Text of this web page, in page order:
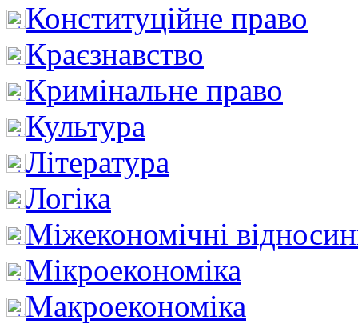
Конституційне право
Краєзнавство
Кримінальне право
Культура
Література
Логіка
Міжекономічні
Мікроекономіка
Макроекономіка